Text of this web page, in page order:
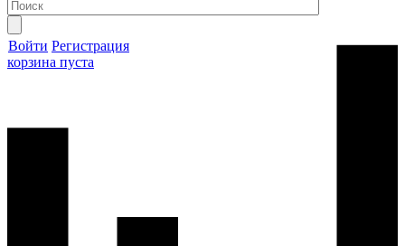
Войти Регистрация
корзина пуста